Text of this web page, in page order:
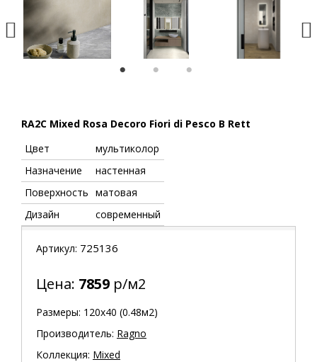
RA2C Mixed Rosa Decoro Fiori di Pesco B Rett
Цвет
мультиколор
Назначение
настенная
Поверхность матовая
Дизайн
современный
Артикул: 725136
Цена: 7859 р/м2
Размеры: 120х40 (0.48м2)
Производитель: Ragno
Коллекция: Mixed